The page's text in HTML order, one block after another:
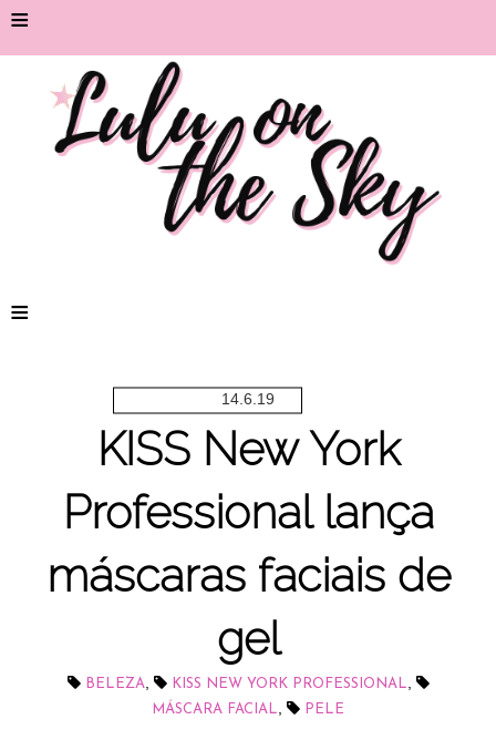
≡
≡
14.6.19
KISS New York
Professional lança
máscaras faciais de
gel
BELEZA, KISS NEW YORK PROFESSIONAL,
MÁSCARA FACIAL, PELE